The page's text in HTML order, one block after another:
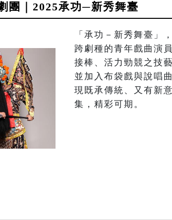
團｜2025承功─新秀舞臺
「承功－新秀舞臺」
跨劇種的青年戲曲演
接棒、活力勁競之技
並加入布袋戲與說唱
現既承傳統、又有新
集，精彩可期。